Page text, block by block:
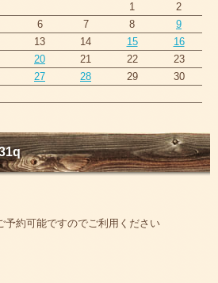
1
2
6 7 8
9
13 14 15
16
20 21 22
23
27 28 29
30
予約可能ですのでご利用ください